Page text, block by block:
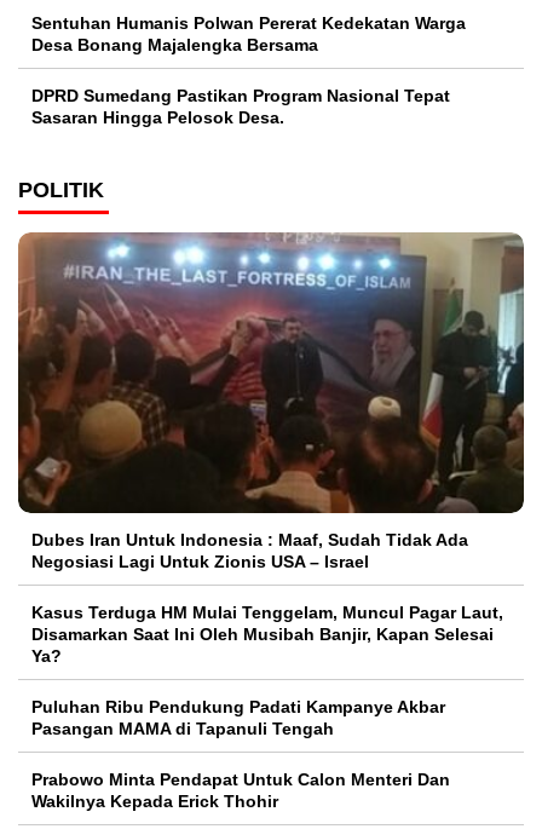
Sentuhan Humanis Polwan Pererat Kedekatan Warga
Desa Bonang Majalengka Bersama
DPRD Sumedang Pastikan Program Nasional Tepat
Sasaran Hingga Pelosok Desa.
POLITIK
Dubes Iran Untuk Indonesia : Maaf, Sudah Tidak Ada
Negosiasi Lagi Untuk Zionis USA – Israel
Kasus Terduga HM Mulai Tenggelam, Muncul Pagar Laut,
Disamarkan Saat Ini Oleh Musibah Banjir, Kapan Selesai
Ya?
Puluhan Ribu Pendukung Padati Kampanye Akbar
Pasangan MAMA di Tapanuli Tengah
Prabowo Minta Pendapat Untuk Calon Menteri Dan
Wakilnya Kepada Erick Thohir